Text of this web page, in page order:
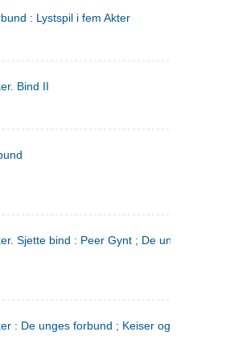
: Lystspil i fem Akter
Bind II
Sjette bind : Peer Gynt ; De unges
: De unges forbund ; Keiser og Galilæer. 3